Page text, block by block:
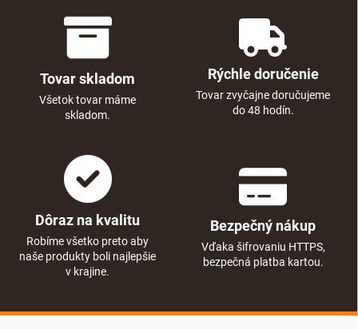
Tovar skladom
Všetok tovar máme
skladom.
Rýchle doručenie
Tovar zvyčajne doručujeme
do 48 hodín.
Dôraz na kvalitu
Robíme všetko preto aby
naše produkty boli najlepšie
v krajine.
Bezpečný nákup
Vďaka šifrovaniu HTTPS,
bezpečná platba kartou.